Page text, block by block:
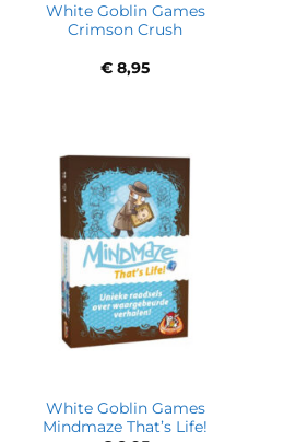
White Goblin Games
Crimson Crush
€ 8,95
White Goblin Games
Mindmaze That’s Life!